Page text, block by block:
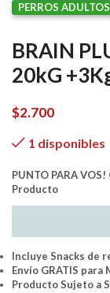
PERROS ADULTOS
BRAIN
20kG
$2.700
1 disponibles
PUNTO PARA
Producto
Incluye Snacks de
Envío GRATIS
Producto Sujeto a